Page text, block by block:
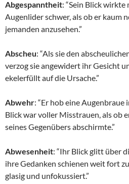
Abgespanntheit: “Sein Blick wirkte
Augenlider schwer, als ob er kaum
jemanden anzusehen.”
Abscheu: “Als sie den
verzog sie angewidert ihr Gesicht
ekelerfüllt auf die Ursache.”
Abwehr: “Er hob eine
Blick war voller Misstrauen, als ob
seines Gegenübers abschirmte.”
Abwesenheit: “Ihr Blick glitt über
ihre Gedanken schienen weit fort
glasig und unfokussiert.”